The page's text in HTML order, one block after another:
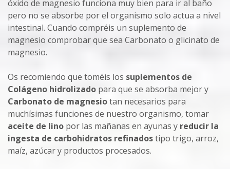
óxido de magnesio funciona muy bien para ir al baño
pero no se absorbe por el organismo solo actua a nivel
intestinal. Cuando compréis un suplemento de
magnesio comprobar que sea Carbonato o glicinato de
magnesio.
Os recomiendo que toméis los suplementos de
Colágeno hidrolizado para que se absorba mejor y
Carbonato de magnesiotan necesarios para
muchísimas funciones de nuestro organismo, tomar
aceite de lino por las mañanas en ayunas y reducir la
ingesta de carbohidratos refinadostipo trigo, arroz,
maíz, azúcar y productos procesados.